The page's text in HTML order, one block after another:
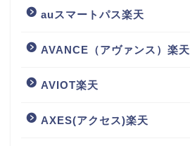
auスマートパス楽天
AVANCE（アヴァンス）楽天
AVIOT楽天
AXES(アクセス)楽天